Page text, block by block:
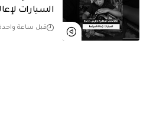
السيارات
قبل ساعة